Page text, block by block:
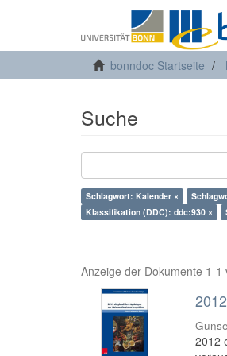
bonndoc Startseite
Suche
Schlagwort: Kalender ×
Klassifikation (DDC): ddc:930 ×
Anzeige der Dokumente 1-1
2012